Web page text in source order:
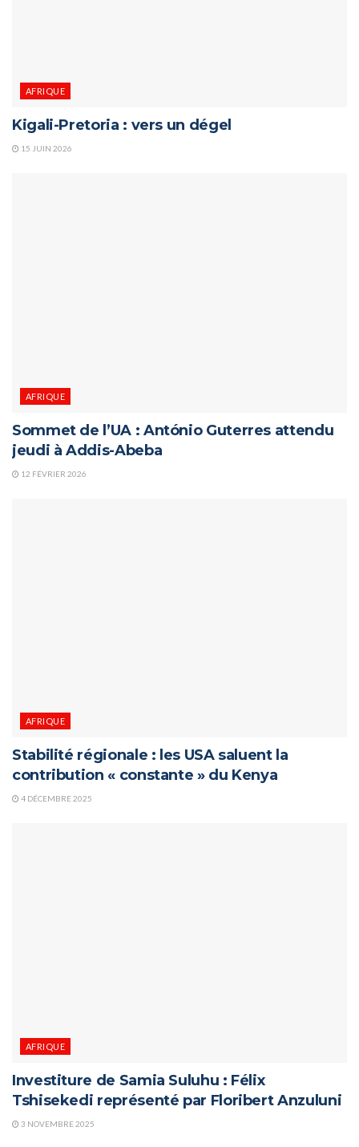
AFRIQUE
Kigali-Pretoria : vers un dégel
15 JUIN 2026
AFRIQUE
Sommet de l’UA : António Guterres attendu
jeudi à Addis-Abeba
12 FÉVRIER 2026
AFRIQUE
Stabilité régionale : les USA saluent la
contribution « constante » du Kenya
4 DÉCEMBRE 2025
AFRIQUE
Investiture de Samia Suluhu : Félix
Tshisekedi représenté par Floribert Anzuluni
3 NOVEMBRE 2025